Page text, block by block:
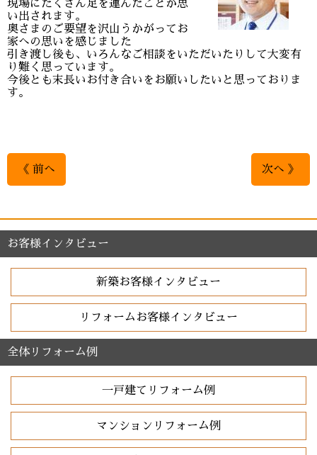
現場にたくさん足を運んだことが思
い出されます。
奥さまのご要望を沢山うかがってお
家への思いを感じました
引き渡し後も、いろんなご相談をいただいたりして大変有
り難く思っています。
今後とも末長いお付き合いをお願いしたいと思っておりま
す。
《 前へ 次へ 》
お客様インタビュー
新築お客様インタビュー
リフォームお客様インタビュー
全体リフォーム例
一戸建てリフォーム例
マンションリフォーム例